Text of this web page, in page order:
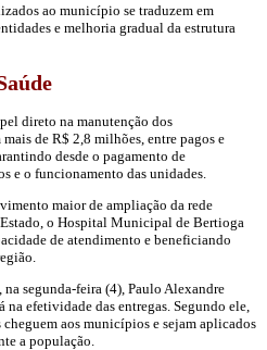
ao município se traduzem em
e melhoria gradual da estrutura
direto na manutenção dos
de R$ 2,8 milhões, entre pagos e
desde o pagamento de
e o funcionamento das unidades.
maior de ampliação da rede
o Hospital Municipal de Bertioga
de atendimento e beneficiando
segunda-feira (4), Paulo Alexandre
efetividade das entregas. Segundo ele,
aos municípios e sejam aplicados
a população.